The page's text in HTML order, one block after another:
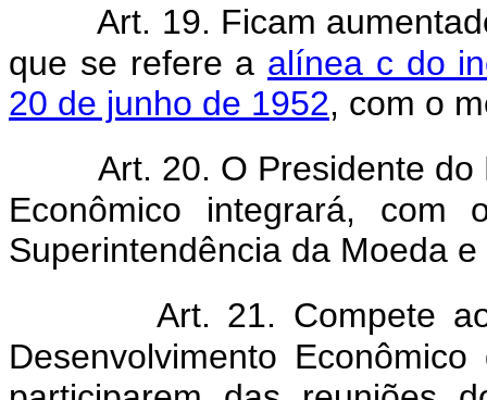
Art. 19. Ficam
que se refere a alínea c do
20 de junho de 1952, com o
Art. 20. O Presidente
Econômico integrará,
Superintendência da Moeda
Art. 21. Compete
Desenvolvimento